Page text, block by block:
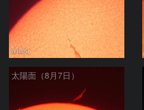
Maki
太陽面（8月7日）